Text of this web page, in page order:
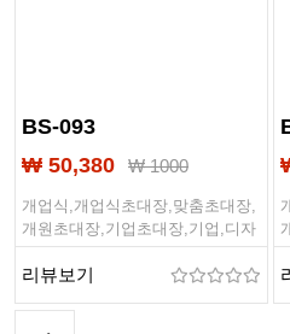
BS-091
₩ 50,380
₩ 1000
개업식,개업식초대장,맞춤초대장,
개원초대장,기업초대장,기업,디자
인초대장,심플디자인,심플디자인
초대장
리뷰보기